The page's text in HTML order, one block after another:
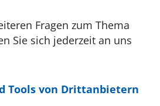
Fragen zum Thema
Sie sich jederzeit an uns
Tools von Dritt­anbietern